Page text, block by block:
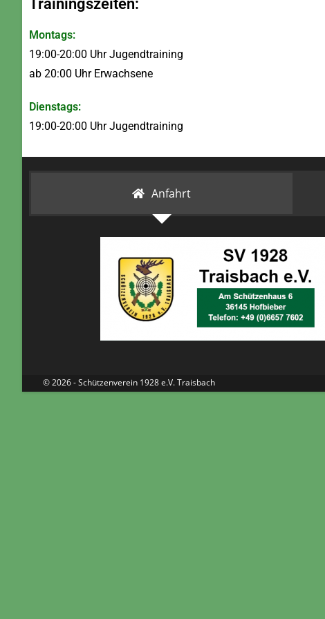
Trainingszeiten:
Montags:
19:00-20:00 Uhr Jugendtraining
ab 20:00 Uhr Erwachsene
Dienstags:
19:00-20:00 Uhr Jugendtraining
Anfahrt
© 2026 - Schützenverein 1928 e.V. Traisbach